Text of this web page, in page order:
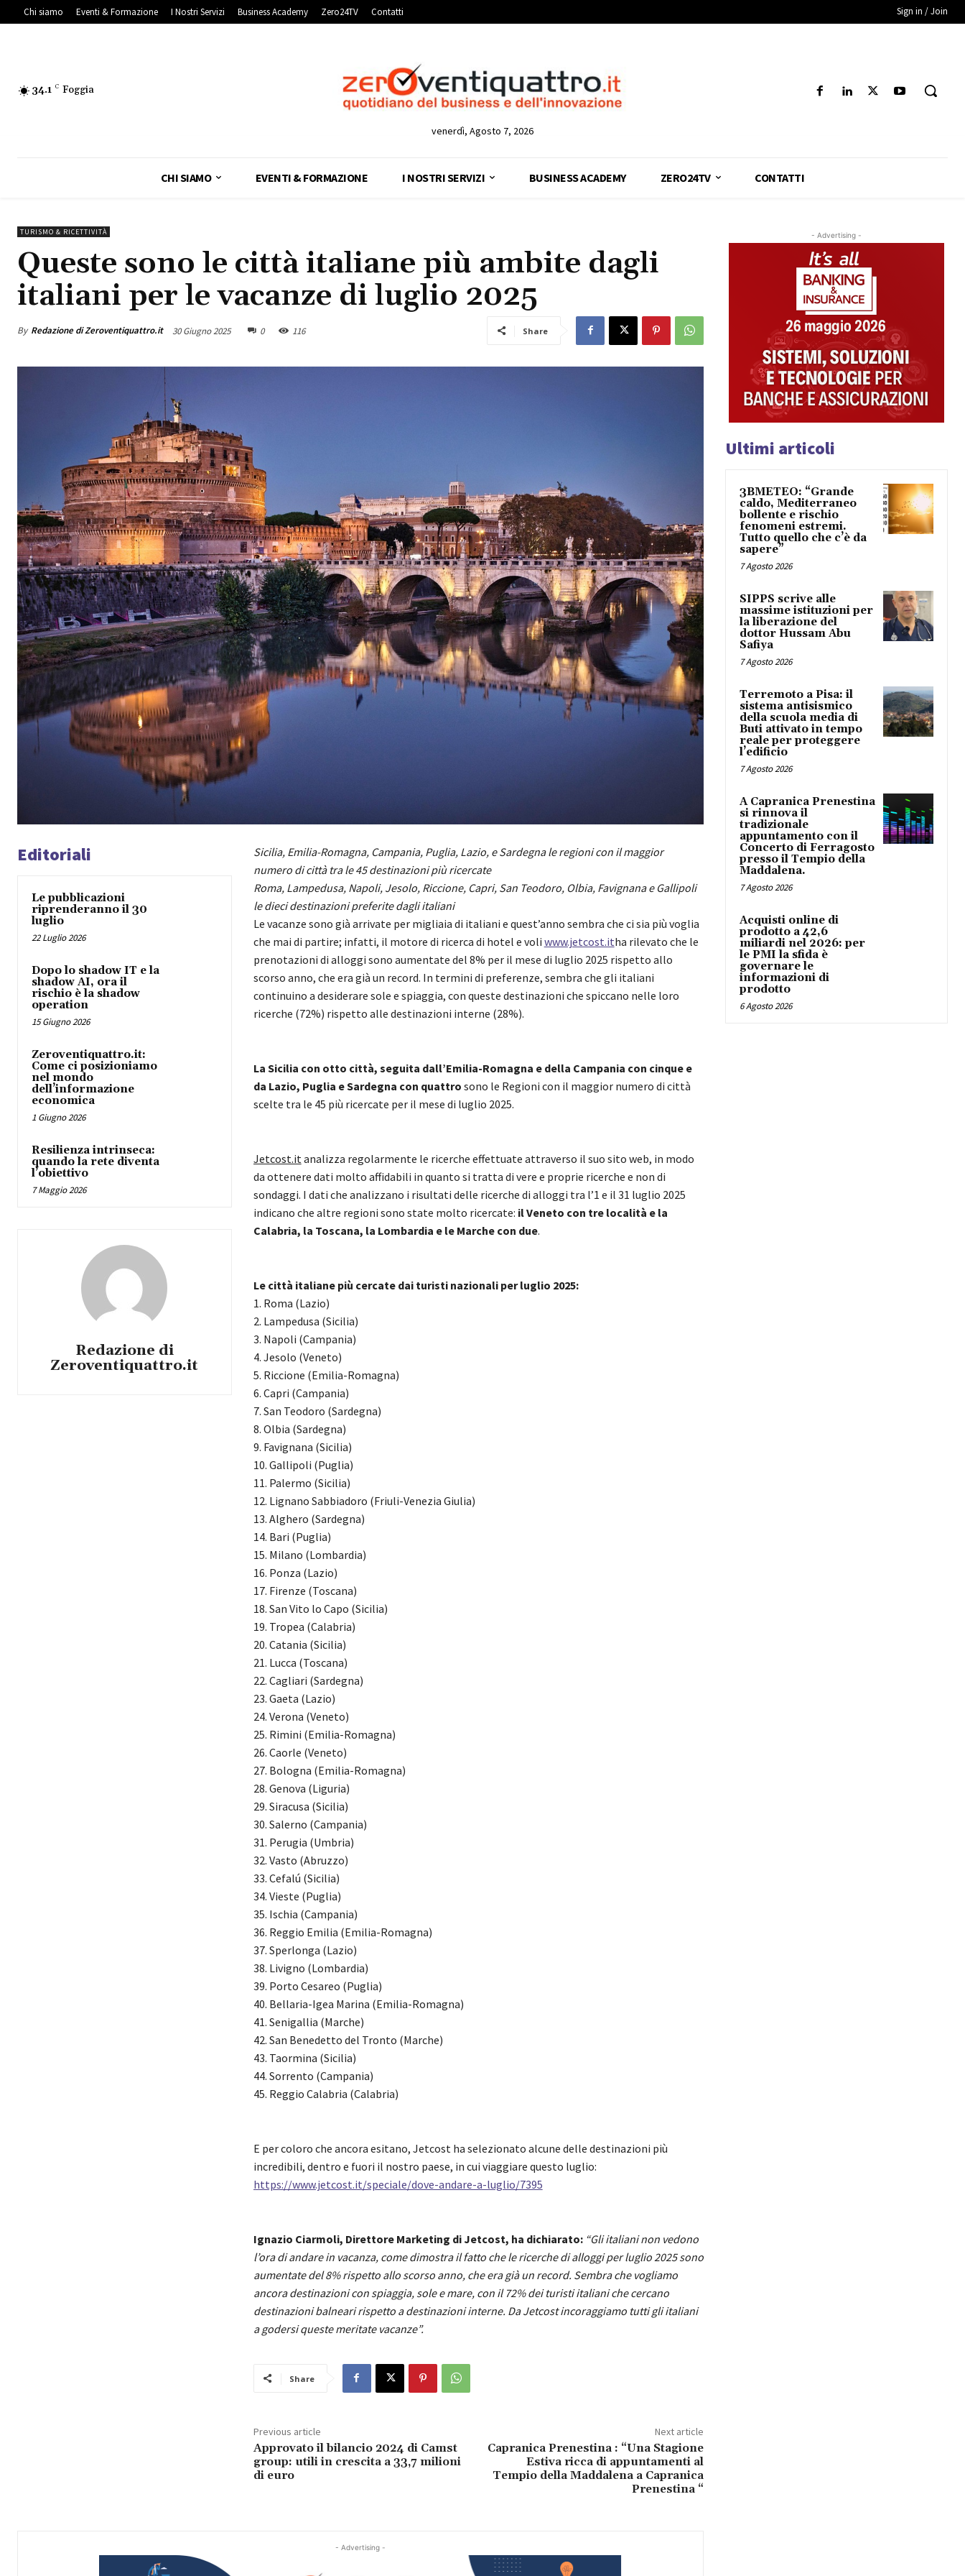
Chi siamo Eventi & Formazione I Nostri Servizi Business Academy Zero24TV Contatti Sign in / Join
34.1 C Foggia
venerdì, Agosto 7, 2026
CHI SIAMO EVENTI & FORMAZIONE I NOSTRI SERVIZI BUSINESS ACADEMY ZERO24TV CONTATTI
TURISMO & RICETTIVITÀ
Queste sono le città italiane più ambite dagli
italiani per le vacanze di luglio 2025
By Redazione di Zeroventiquattro.it 30 Giugno 2025 0 116 Share
Editoriali
Le pubblicazioni
riprenderanno il 30
luglio
22 Luglio 2026
Dopo lo shadow IT e la
shadow AI, ora il
rischio è la shadow
operation
15 Giugno 2026
Zeroventiquattro.it:
Come ci posizioniamo
nel mondo
dell’informazione
economica
1 Giugno 2026
Resilienza intrinseca:
quando la rete diventa
l’obiettivo
7 Maggio 2026
Redazione di
Zeroventiquattro.it
Sicilia, Emilia-Romagna, Campania, Puglia, Lazio, e Sardegna le regioni con il maggior
numero di città tra le 45 destinazioni più ricercate
Roma, Lampedusa, Napoli, Jesolo, Riccione, Capri, San Teodoro, Olbia, Favignana e Gallipoli
le dieci destinazioni preferite dagli italiani
Le vacanze sono già arrivate per migliaia di italiani e quest’anno sembra che ci sia più voglia
che mai di partire; infatti, il motore di ricerca di hotel e voli www.jetcost.itha rilevato che le
prenotazioni di alloggi sono aumentate del 8% per il mese di luglio 2025 rispetto allo
scorso anno, che era già un record. In termini di preferenze, sembra che gli italiani
continuino a desiderare sole e spiaggia, con queste destinazioni che spiccano nelle loro
ricerche (72%) rispetto alle destinazioni interne (28%).
La Sicilia con otto città, seguita dall’Emilia-Romagna e della Campania con cinque e
da Lazio, Puglia e Sardegna con quattro sono le Regioni con il maggior numero di città
scelte tra le 45 più ricercate per il mese di luglio 2025.
Jetcost.it analizza regolarmente le ricerche effettuate attraverso il suo sito web, in modo
da ottenere dati molto affidabili in quanto si tratta di vere e proprie ricerche e non di
sondaggi. I dati che analizzano i risultati delle ricerche di alloggi tra l’1 e il 31 luglio 2025
indicano che altre regioni sono state molto ricercate: il Veneto con tre località e la
Calabria, la Toscana, la Lombardia e le Marche con due.
Le città italiane più cercate dai turisti nazionali per luglio 2025:
1. Roma (Lazio)
2. Lampedusa (Sicilia)
3. Napoli (Campania)
4. Jesolo (Veneto)
5. Riccione (Emilia-Romagna)
6. Capri (Campania)
7. San Teodoro (Sardegna)
8. Olbia (Sardegna)
9. Favignana (Sicilia)
10. Gallipoli (Puglia)
11. Palermo (Sicilia)
12. Lignano Sabbiadoro (Friuli-Venezia Giulia)
13. Alghero (Sardegna)
14. Bari (Puglia)
15. Milano (Lombardia)
16. Ponza (Lazio)
17. Firenze (Toscana)
18. San Vito lo Capo (Sicilia)
19. Tropea (Calabria)
20. Catania (Sicilia)
21. Lucca (Toscana)
22. Cagliari (Sardegna)
23. Gaeta (Lazio)
24. Verona (Veneto)
25. Rimini (Emilia-Romagna)
26. Caorle (Veneto)
27. Bologna (Emilia-Romagna)
28. Genova (Liguria)
29. Siracusa (Sicilia)
30. Salerno (Campania)
31. Perugia (Umbria)
32. Vasto (Abruzzo)
33. Cefalú (Sicilia)
34. Vieste (Puglia)
35. Ischia (Campania)
36. Reggio Emilia (Emilia-Romagna)
37. Sperlonga (Lazio)
38. Livigno (Lombardia)
39. Porto Cesareo (Puglia)
40. Bellaria-Igea Marina (Emilia-Romagna)
41. Senigallia (Marche)
42. San Benedetto del Tronto (Marche)
43. Taormina (Sicilia)
44. Sorrento (Campania)
45. Reggio Calabria (Calabria)
E per coloro che ancora esitano, Jetcost ha selezionato alcune delle destinazioni più
incredibili, dentro e fuori il nostro paese, in cui viaggiare questo luglio:
https://www.jetcost.it/speciale/dove-andare-a-luglio/7395
Ignazio Ciarmoli, Direttore Marketing di Jetcost, ha dichiarato: “Gli italiani non vedono
l’ora di andare in vacanza, come dimostra il fatto che le ricerchedi alloggi per luglio 2025 sono
aumentate del 8% rispetto allo scorso anno, che era già un record. Sembra che vogliamo
ancora destinazioni con spiaggia, sole e mare, con il 72% dei turisti italiani che cercano
destinazioni balneari rispetto a destinazioni interne. Da Jetcost incoraggiamo tutti gli italiani
a godersi queste meritate vacanze”.
Share
Previous article
Approvato il bilancio 2024 di Camst
group: utili in crescita a 33,7 milioni
di euro
Next article
Capranica Prenestina : “Una Stagione
Estiva ricca di appuntamenti al
Tempio della Maddalena a Capranica
Prenestina “
- Advertising -
- Advertising -
Ultimi articoli
3BMETEO: “Grande
caldo, Mediterraneo
bollente e rischio
fenomeni estremi.
Tutto quello che c’è da
sapere”
7 Agosto 2026
SIPPS scrive alle
massime istituzioni per
la liberazione del
dottor Hussam Abu
Safiya
7 Agosto 2026
Terremoto a Pisa: il
sistema antisismico
della scuola media di
Buti attivato in tempo
reale per proteggere
l’edificio
7 Agosto 2026
A Capranica Prenestina
si rinnova il
tradizionale
appuntamento con il
Concerto di Ferragosto
presso il Tempio della
Maddalena.
7 Agosto 2026
Acquisti online di
prodotto a 42,6
miliardi nel 2026: per
le PMI la sfida è
governare le
informazioni di
prodotto
6 Agosto 2026